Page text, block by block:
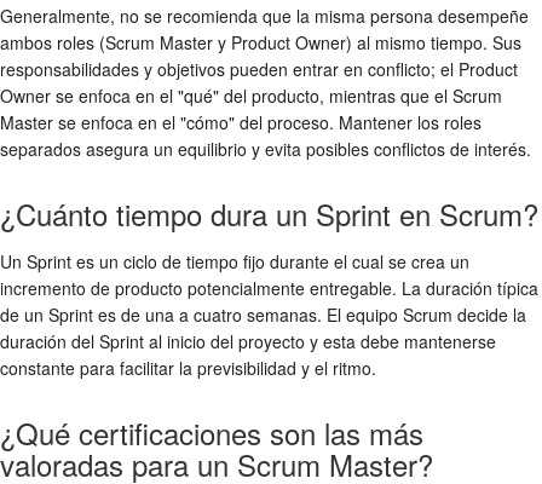
Generalmente, no se recomienda que la misma persona desempeñe
ambos roles (Scrum Master y Product Owner) al mismo tiempo. Sus
responsabilidades y objetivos pueden entrar en conflicto; el Product
Owner se enfoca en el "qué" del producto, mientras que el Scrum
Master se enfoca en el "cómo" del proceso. Mantener los roles
separados asegura un equilibrio y evita posibles conflictos de interés.
¿Cuánto tiempo dura un Sprint en Scrum?
Un Sprint es un ciclo de tiempo fijo durante el cual se crea un
incremento de producto potencialmente entregable. La duración típica
de un Sprint es de una a cuatro semanas. El equipo Scrum decide la
duración del Sprint al inicio del proyecto y esta debe mantenerse
constante para facilitar la previsibilidad y el ritmo.
¿Qué certificaciones son las más
valoradas para un Scrum Master?